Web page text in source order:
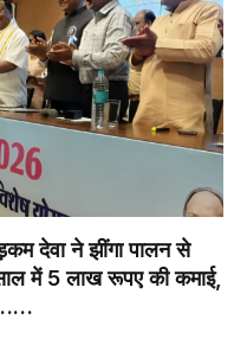
देवा ने झींगा पालन से
में 5 लाख रूपए की कमाई,